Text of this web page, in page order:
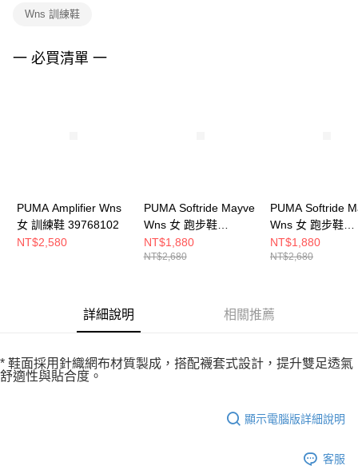
３．未成年的使用者請事先徵得法定代理人或監護人之同意方可使用
４．使用「AFTEE先享後付」時，將依據個別帳號之用戶狀況，依本公司即
Wns 訓練鞋
一 必買清單 一
PUMA Amplifier Wns
女 訓練鞋 39768102
NT$2,580
PUMA Softride Mayve
Wns 女 跑步鞋
31016003
NT$1,880
NT$2,680
PUMA Softride
Wns 女 跑步鞋
31016022
NT$1,880
NT$2,680
詳細說明 相關推薦
* 鞋面採用針織網布材質製成，搭配襪套式設計，提升雙足透氣
舒適性與貼合度。
顯示電腦版詳細說明
客服